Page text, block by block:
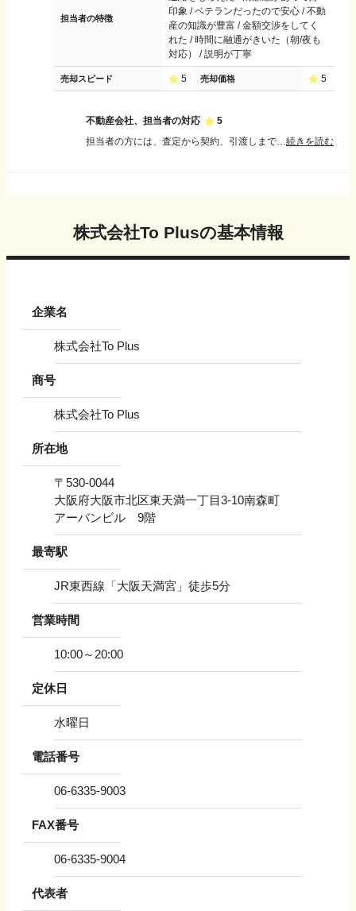
担当者の特徴
印象 / ベテランだったので安心 / 不動
産の知識が豊富 / 金額交渉をしてく
れた / 時間に融通がきいた（朝/夜も
対応） / 説明が丁寧
売却スピード 5 売却価格 5
不動産会社、担当者の対応
5
担当者の方には、査定から契約、引渡しまで一貫して丁寧に対応していただきました。こちらの質問や不安な点についても分かりやすく説明してくださり、連絡も迅速で安心して取引を進めることができました。売却活動の状況報告も適切なタイミングでいただけたため、現在の状況を把握しながら進められた点も良かったです。全体を通して誠実な対応をしていただき、満足のいく売却ができました。今後、不動産の売買を検討している知人にも紹介したいと思います。続きを読む
株式会社To Plusの基本情報
企業名
株式会社To Plus
商号
株式会社To Plus
所在地
〒 530-0044
大阪府大阪市北区東天満一丁目3-10南森町
アーバンビル 9階
最寄駅
JR東西線「大阪天満宮」徒歩5分
営業時間
10:00～20:00
定休日
水曜日
電話番号
06-6335-9003
FAX番号
06-6335-9004
代表者